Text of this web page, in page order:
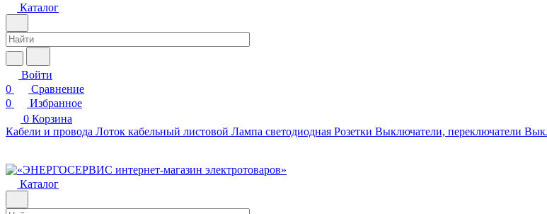
Каталог
Войти
0
Сравнение
0
Избранное
0 Корзина
Кабели и провода Лоток кабельный листовой Лампа светодиодная Розетки Выключатели, переключатели
Каталог